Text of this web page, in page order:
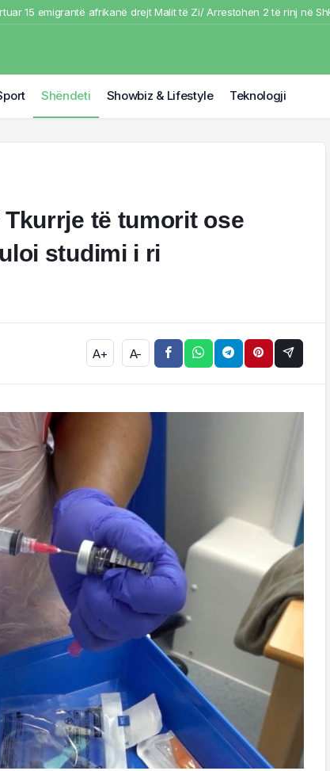
15 emigrantë afrikanë drejt Malit të Zi/ Arrestohen 2 të rinj në
Shëndeti Showbiz & Lifestyle Teknologji
të tumorit ose
studimi i ri
A+ A-